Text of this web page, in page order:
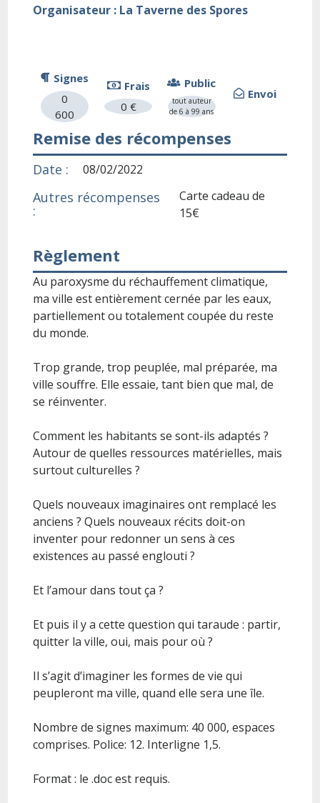
Organisateur : La Taverne des Spores
Signes
0
600
Frais
0 €
Public
tout auteur
de 6 à 99 ans
Envoi
Remise des récompenses
Date : 08/02/2022
Autres récompenses
:
Carte cadeau de
15€
Règlement
Au paroxysme du réchauffement climatique,
ma ville est entièrement cernée par les eaux,
partiellement ou totalement coupée du reste
du monde.
Trop grande, trop peuplée, mal préparée, ma
ville souffre. Elle essaie, tant bien que mal, de
se réinventer.
Comment les habitants se sont-ils adaptés ?
Autour de quelles ressources matérielles, mais
surtout culturelles ?
Quels nouveaux imaginaires ont remplacé les
anciens ? Quels nouveaux récits doit-on
inventer pour redonner un sens à ces
existences au passé englouti ?
Et l’amour dans tout ça ?
Et puis il y a cette question qui taraude : partir,
quitter la ville, oui, mais pour où ?
Il s’agit d’imaginer les formes de vie qui
peupleront ma ville, quand elle sera une île.
Nombre de signes maximum: 40 000, espaces
comprises. Police: 12. Interligne 1,5.
Format : le .doc est requis.